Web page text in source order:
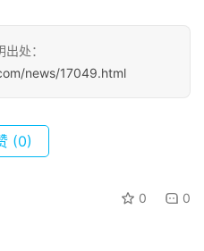
处：
news/17049.html
(0)
0 0